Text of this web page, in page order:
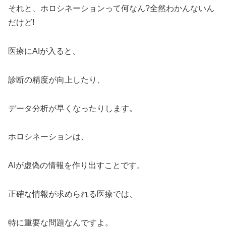
それと、ホロシネーションって何なん?全然わかんないん
だけど!
医療にAIが入ると、
診断の精度が向上したり、
データ分析が早くなったりします。
ホロシネーションは、
AIが虚偽の情報を作り出すことです。
正確な情報が求められる医療では、
特に重要な問題なんですよ。